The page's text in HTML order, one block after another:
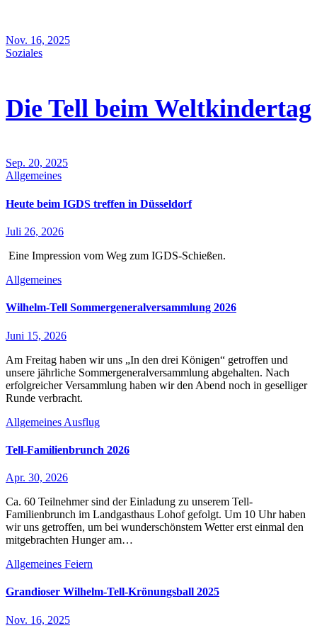
Nov. 16, 2025
Soziales
Die Tell beim Weltkindertag
Sep. 20, 2025
Allgemeines
Heute beim IGDS treffen in Düsseldorf
Juli 26, 2026
Eine Impression vom Weg zum IGDS-Schießen.
Allgemeines
Wilhelm-Tell Sommergeneralversammlung 2026
Juni 15, 2026
Am Freitag haben wir uns „In den drei Königen“ getroffen und
unsere jährliche Sommergeneralversammlung abgehalten. Nach
erfolgreicher Versammlung haben wir den Abend noch in geselliger
Runde verbracht.
Allgemeines Ausflug
Tell-Familienbrunch 2026
Apr. 30, 2026
Ca. 60 Teilnehmer sind der Einladung zu unserem Tell-
Familienbrunch im Landgasthaus Lohof gefolgt. Um 10 Uhr haben
wir uns getroffen, um bei wunderschönstem Wetter erst einmal den
mitgebrachten Hunger am…
Allgemeines Feiern
Grandioser Wilhelm-Tell-Krönungsball 2025
Nov. 16, 2025